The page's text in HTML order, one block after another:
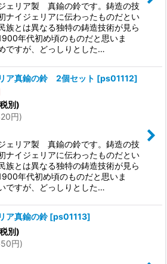
ェリア製 真鍮の鈴です。鋳造の技
ナイジェリアに伝わったものだとい
族とは異なる独特の鋳造技術が見ら
年代初め頃のものだと思いま
ですが、どっしりとした…
ア真鍮の鈴 2個セット [ps01112]
別)
円)
ェリア製 真鍮の鈴です。鋳造の技
ナイジェリアに伝わったものだとい
族とは異なる独特の鋳造技術が見ら
年代初め頃のものだと思いま
ですが、どっしりとした…
ア真鍮の鈴 [ps01113]
別)
円)